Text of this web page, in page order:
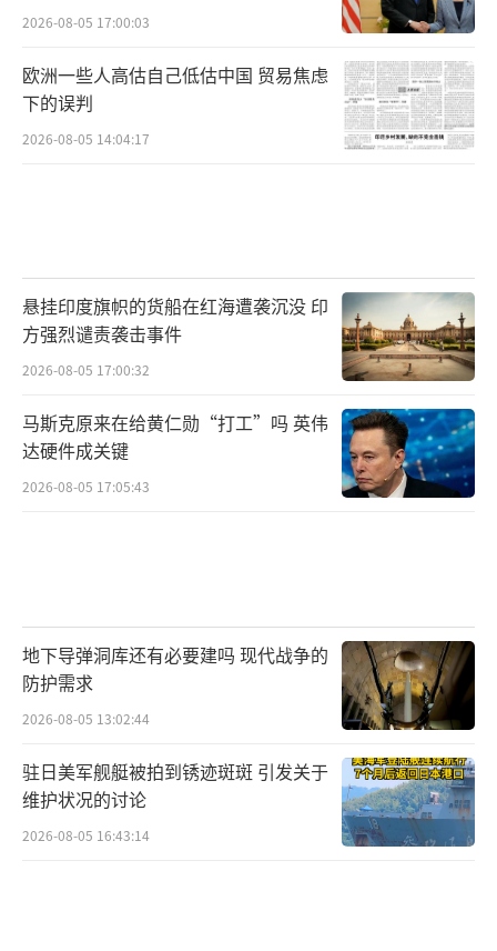
2026-08-05 17:00:03
欧洲一些人高估自己低估中国 贸易焦虑
下的误判
2026-08-05 14:04:17
悬挂印度旗帜的货船在红海遭袭沉没 印
方强烈谴责袭击事件
2026-08-05 17:00:32
马斯克原来在给黄仁勋“打工”吗 英伟
达硬件成关键
2026-08-05 17:05:43
地下导弹洞库还有必要建吗 现代战争的
防护需求
2026-08-05 13:02:44
驻日美军舰艇被拍到锈迹斑斑 引发关于
维护状况的讨论
2026-08-05 16:43:14